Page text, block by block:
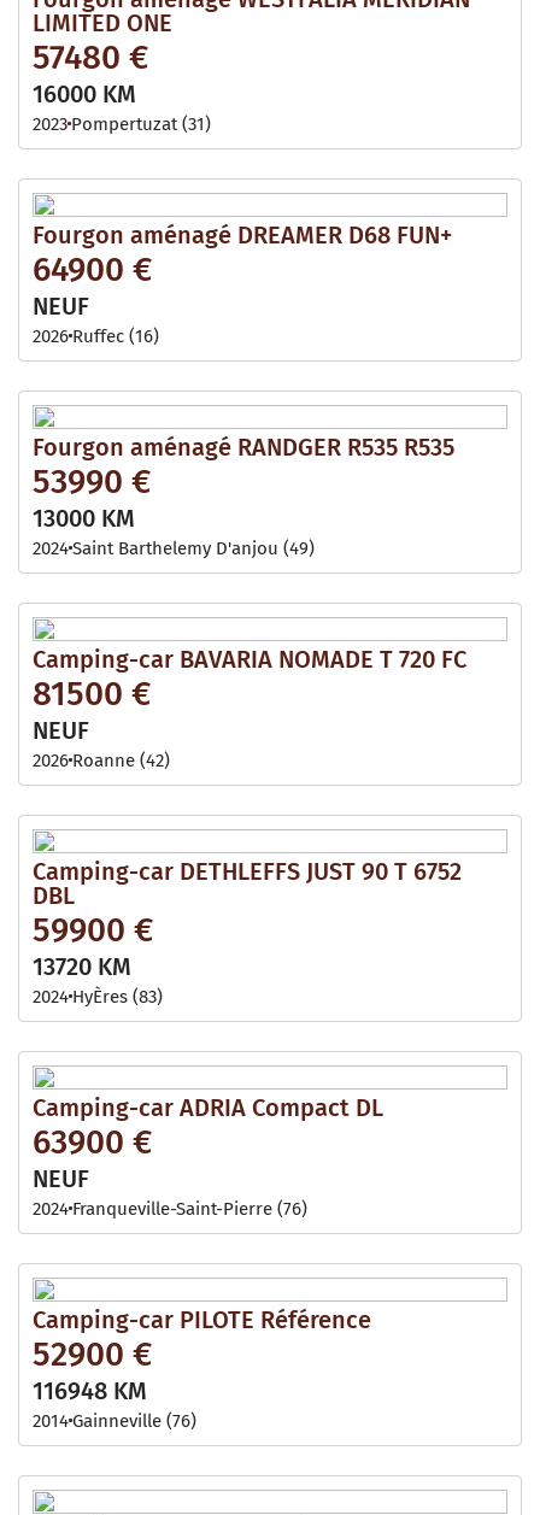
LIMITED ONE
57480 €
16000 KM
2023 Pompertuzat (31)
Fourgon aménagé DREAMER D68 FUN+
64900 €
NEUF
2026 Ruffec (16)
Fourgon aménagé RANDGER R535 R535
53990 €
13000 KM
2024Saint Barthelemy D'anjou (49)
Camping-car BAVARIA NOMADE T 720 FC
81500 €
NEUF
2026 Roanne (42)
Camping-car DETHLEFFS JUST 90 T 6752
DBL
59900 €
13720 KM
2024 HyÈres (83)
Camping-car ADRIA Compact DL
63900 €
NEUF
2024 Franqueville-Saint-Pierre (76)
Camping-car PILOTE Référence
52900 €
116948 KM
2014Gainneville (76)